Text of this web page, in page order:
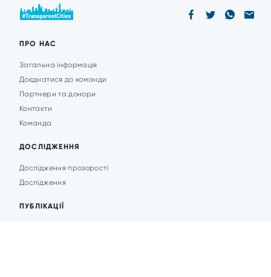
ПРО НАС
Загальна інформація
Доєднатися до команди
Партнери та донори
Контакти
Команда
ДОСЛІДЖЕННЯ
Дослідження прозорості
Дослідження
ПУБЛІКАЦІЇ